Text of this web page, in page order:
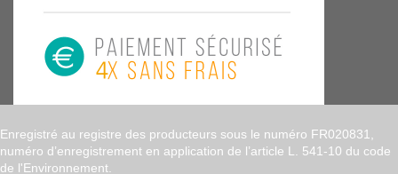
Enregistré au registre des producteurs sous le numéro FR020831,
numéro d’enregistrement en application de l’article L. 541-10 du code
de l'Environnement.